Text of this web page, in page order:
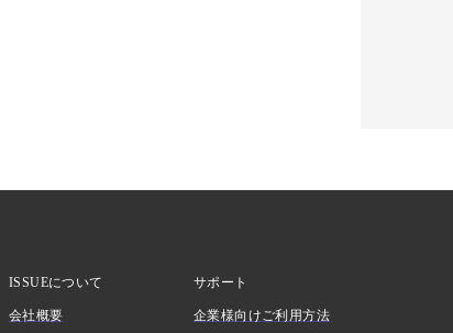
ISSUEについて
会社概要
サポート
企業様向けご利用方法